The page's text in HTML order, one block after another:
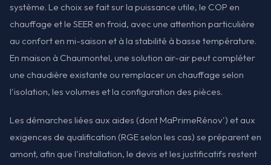
système. Le choix se fait sur la puissance utile, le COP en
chauffage et le SEER en froid, avec une attention particulière
au confort en mi-saison et à la stabilité à basse température.
En maison à Chaumontel, une solution air-air peut compléter
une chaudière existante ou remplacer un chauffage selon
l'isolation, les volumes et la configuration des pièces.
Les démarches liées aux aides (dont MaPrimeRénov') et aux
exigences de qualification (RGE selon les cas) se préparent en
amont, afin que l'installation, le devis et les justificatifs restent